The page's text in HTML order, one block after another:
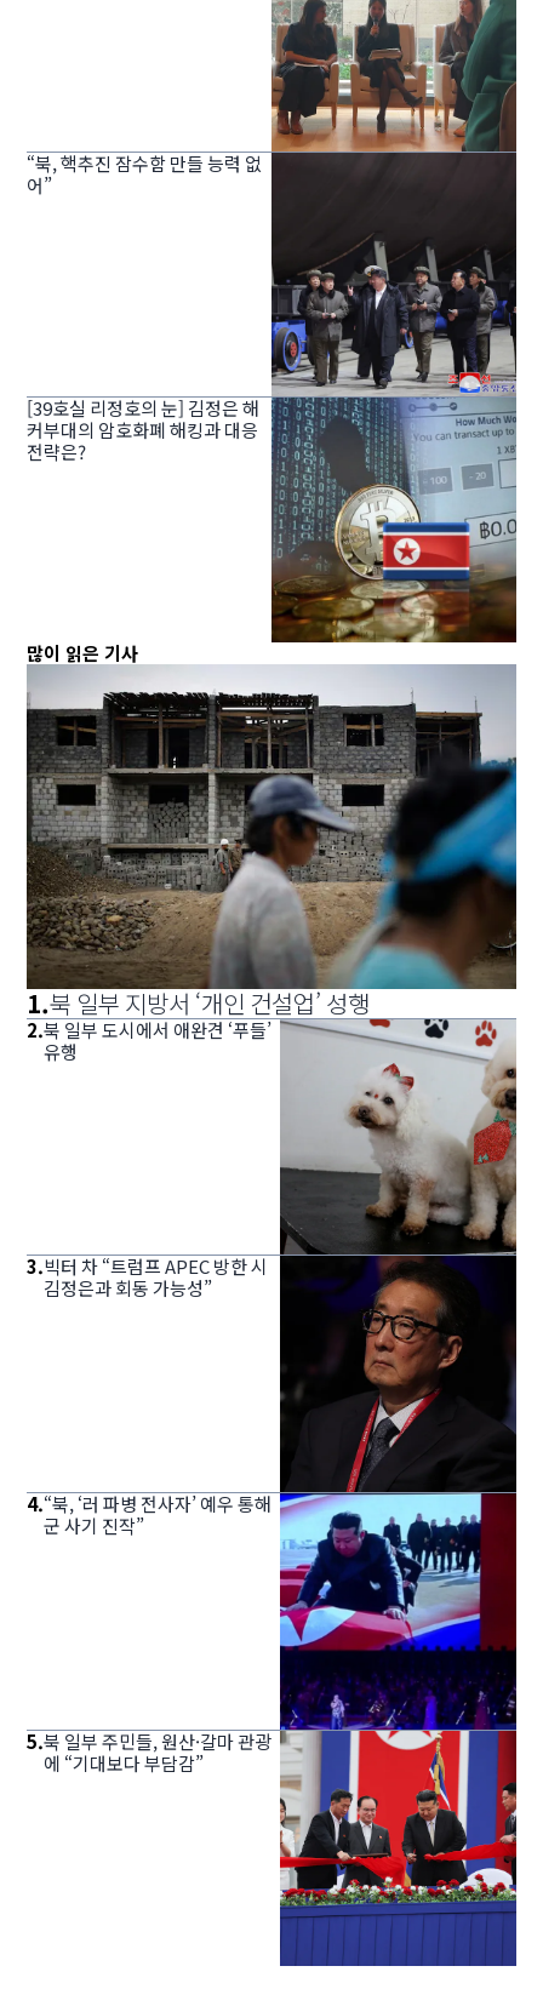
“북, 핵추진 잠수함 만들 능력 없
어”
[39호실 리정호의 눈] 김정은 해
커부대의 암호화폐 해킹과 대응
전략은?
많이 읽은 기사
1.북 일부 지방서 ‘개인 건설업’ 성행
2.북 일부 도시에서 애완견 ‘푸들’
유행
3.빅터 차 “트럼프 APEC 방한 시
김정은과 회동 가능성”
4.“북, ‘러 파병 전사자’ 예우 통해
군 사기 진작”
5.북 일부 주민들, 원산·갈마 관광
에 “기대보다 부담감”